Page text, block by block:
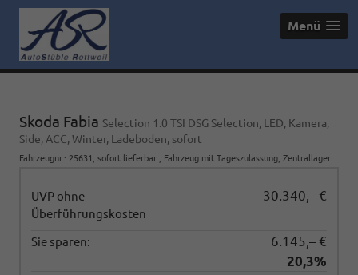
Menü
Skoda Fabia Selection 1.0 TSI DSG Selection, LED, Kamera,
Side, ACC, Winter, Ladeboden, sofort
Fahrzeugnr. : 25631 sofort lieferbar Fahrzeug mit Tageszulassung , Zentrallager
UVP ohne
Überführungskosten
30.340,– €
Sie sparen:
6.145,– €
20,3%